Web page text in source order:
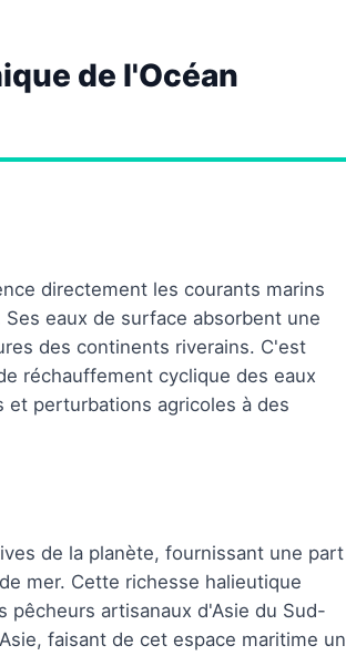
de l'Océan
directement les courants marins
eaux de surface absorbent une
des continents riverains. C'est
réchauffement cyclique des eaux
et perturbations agricoles à des
de la planète, fournissant une part
mer. Cette richesse halieutique
artisanaux d'Asie du Sud-
faisant de cet espace maritime un